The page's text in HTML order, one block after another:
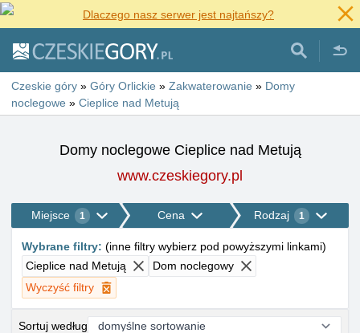
Dlaczego nasz serwer jest najtańszy?
Czeskie góry » Góry Orlickie » Zakwaterowanie » Domy
noclegowe » Cieplice nad Metują
Domy noclegowe Cieplice nad Metują
www.czeskiegory.pl
Miejsce 1 Cena Rodzaj 1
Wybrane filtry: (inne filtry wybierz pod powyższymi linkami)
Cieplice nad Metują
Dom noclegowy
Wyczyść filtry
Sortuj według